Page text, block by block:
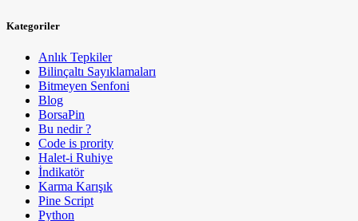
Kategoriler
Anlık Tepkiler
Bilinçaltı Sayıklamaları
Bitmeyen Senfoni
Blog
BorsaPin
Bu nedir ?
Code is prority
Halet-i Ruhiye
İndikatör
Karma Karışık
Pine Script
Python